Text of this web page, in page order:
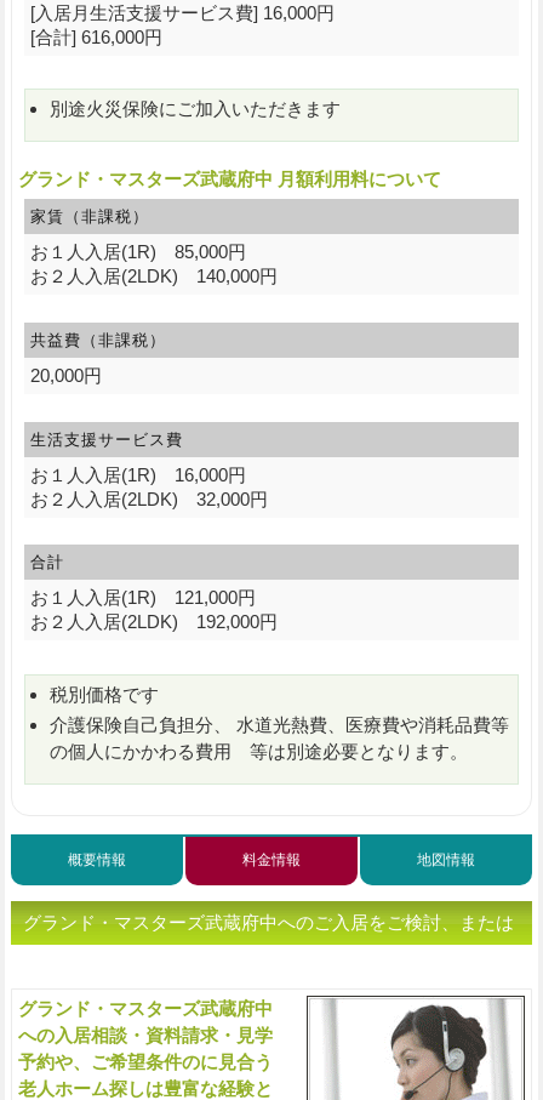
[入居月生活支援サービス費] 16,000円
[合計] 616,000円
別途火災保険にご加入いただきます
グランド・マスターズ武蔵府中 月額利用料について
家賃（非課税）
お１人入居(1R) 85,000円
お２人入居(2LDK) 140,000円
共益費（非課税）
20,000円
生活支援サービス費
お１人入居(1R) 16,000円
お２人入居(2LDK) 32,000円
合計
お１人入居(1R) 121,000円
お２人入居(2LDK) 192,000円
税別価格です
介護保険自己負担分、 水道光熱費、医療費や消耗品費等
の個人にかかわる費用 等は別途必要となります。
概要情報 料金情報 地図情報
グランド・マスターズ武蔵府中へのご入居をご検討、または
グランド・マスターズ武蔵府中
への入居相談・資料請求・見学
予約や、ご希望条件のに見合う
老人ホーム探しは豊富な経験と